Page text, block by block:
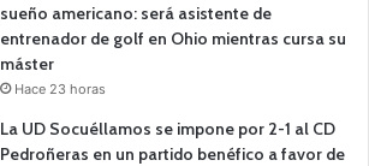
sueño americano: será asistente de
entrenador de golf en Ohio mientras cursa su
máster
Hace 23 horas
La UD Socuéllamos se impone por 2-1 al CD
Pedroñeras en un partido benéfico a favor de